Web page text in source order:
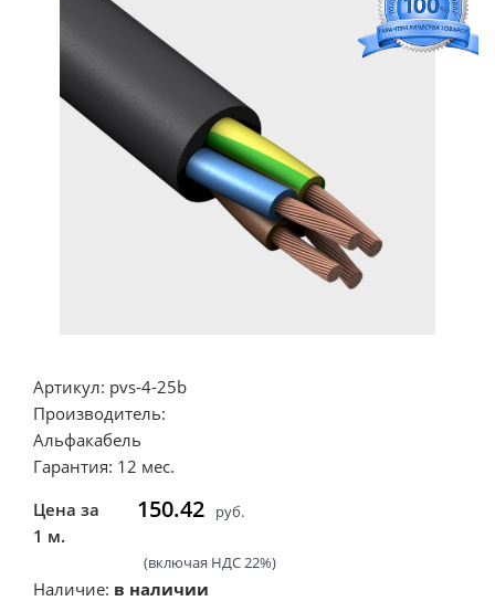
Артикул: pvs-4-25b
Производитель:
Альфакабель
Гарантия: 12 мес.
Цена за
1 м.
150.42 руб.
(включая НДС 22%)
Наличие: в наличии